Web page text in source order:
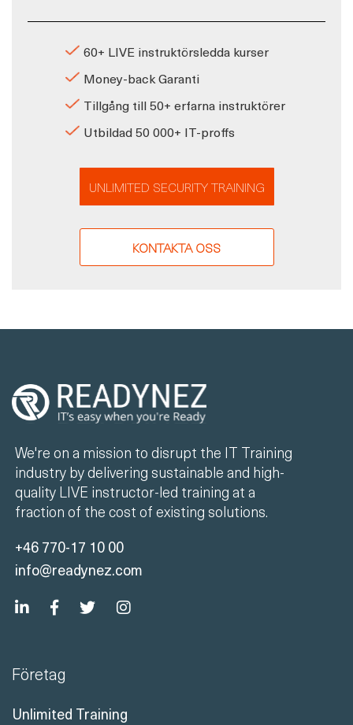
60+ LIVE instruktörsledda kurser
Money-back Garanti
Tillgång till 50+ erfarna instruktörer
Utbildad 50 000+ IT-proffs
UNLIMITED SECURITY TRAINING
KONTAKTA OSS
We're on a mission to disrupt the IT Training
industry by delivering sustainable and high-
quality LIVE instructor-led training at a
fraction of the cost of existing solutions.
+46 770-17 10 00
info@readynez.com
Företag
Unlimited Training